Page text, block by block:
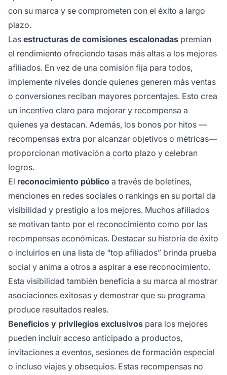
con su marca y se comprometen con el éxito a largo
plazo.
Las estructuras de comisiones escalonadas premian
el rendimiento ofreciendo tasas más altas a los mejores
afiliados. En vez de una comisión fija para todos,
implemente niveles donde quienes generen más ventas
o conversiones reciban mayores porcentajes. Esto crea
un incentivo claro para mejorar y recompensa a
quienes ya destacan. Además, los bonos por hitos —
recompensas extra por alcanzar objetivos o métricas—
proporcionan motivación a corto plazo y celebran
logros.
El reconocimiento público a través de boletines,
menciones en redes sociales o rankings en su portal da
visibilidad y prestigio a los mejores. Muchos afiliados
se motivan tanto por el reconocimiento como por las
recompensas económicas. Destacar su historia de éxito
o incluirlos en una lista de “top afiliados” brinda prueba
social y anima a otros a aspirar a ese reconocimiento.
Esta visibilidad también beneficia a su marca al mostrar
asociaciones exitosas y demostrar que su programa
produce resultados reales.
Beneficios y privilegios exclusivos para los mejores
pueden incluir acceso anticipado a productos,
invitaciones a eventos, sesiones de formación especial
o incluso viajes y obsequios. Estas recompensas no